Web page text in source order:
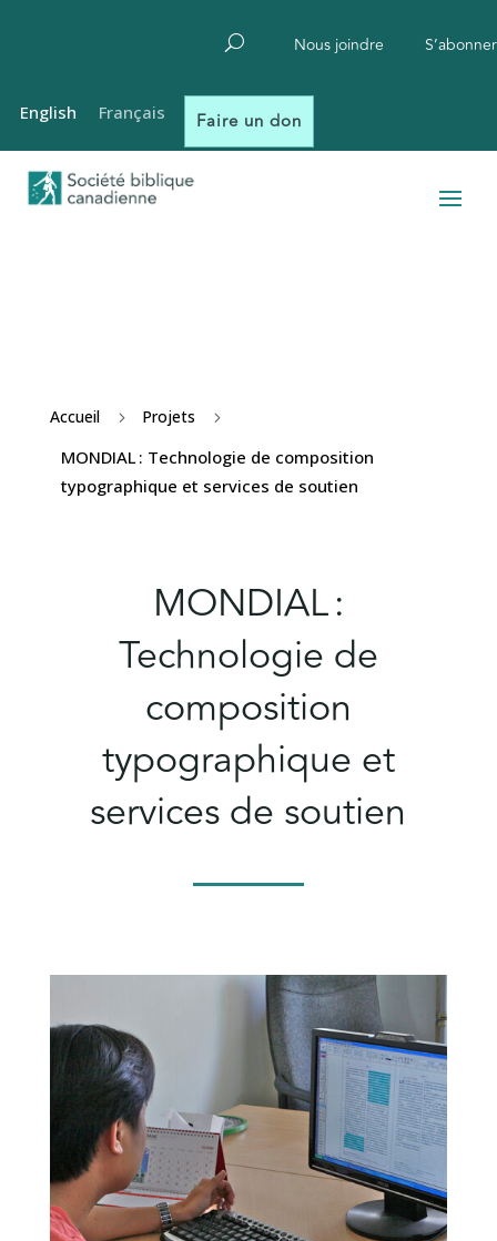
Nous joindre S’abonner
Faire un don
Accueil 5 Projets 5
MONDIAL : Technologie de composition
typographique et services de soutien
MONDIAL :
Technologie de
composition
typographique et
services de soutien
English Français